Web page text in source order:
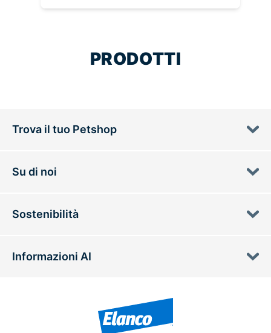
PRODOTTI
Trova il tuo Petshop
Su di noi
Sostenibilità
Informazioni AI